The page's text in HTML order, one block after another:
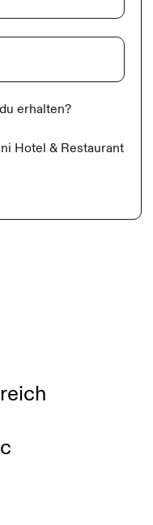
erhalten?
Hotel & Restaurant